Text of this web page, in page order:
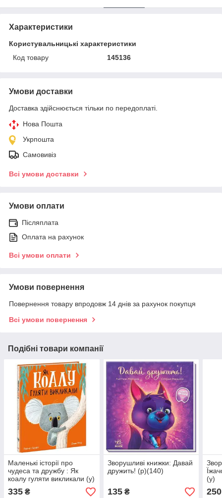
Характеристики
Користувальницькі характеристики
Код товару
145136
Умови доставки
Доставка здійснюється тільки по передоплаті.
Нова Пошта
Укрпошта
Самовивіз
Всі умови доставки
Умови оплати
Післяплата
Оплата на рахунок
Всі умови оплати
Умови повернення
Повернення товару впродовж 14 днів за рахунок покупця
Всі умови повернення
Подібні товари компанії
Маленькі історії про
чудеса та дружбу : Як
коалу гуляти викликали (у)
335 ₴
Зворушливі книжки: Давай
дружить! (р)(140)
135₴
(у)
250